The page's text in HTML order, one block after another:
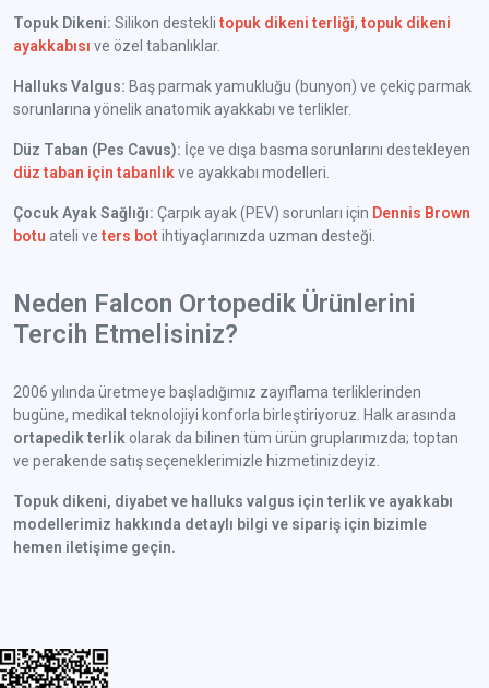
Topuk Dikeni: Silikon desteklitopuk dikeni terliği,topuk dikeni
ayakkabısı ve özel tabanlıklar.
Halluks Valgus: Baş parmak yamukluğu (bunyon) ve çekiç parmak
sorunlarına yönelik anatomik ayakkabı ve terlikler.
Düz Taban (Pes Cavus): İçe ve dışa basma sorunlarını destekleyen
düz taban için tabanlık ve ayakkabı modelleri.
Çocuk Ayak Sağlığı: Çarpık ayak (PEV) sorunları için Dennis Brown
botu ateli veters bot ihtiyaçlarınızda uzman desteği.
Neden Falcon Ortopedik Ürünlerini
Tercih Etmelisiniz?
2006 yılında üretmeye başladığımız zayıflama terliklerinden
bugüne, medikal teknolojiyi konforla birleştiriyoruz. Halk arasında
ortapedik terlik olarak da bilinen tüm ürün gruplarımızda; toptan
ve perakende satış seçeneklerimizle hizmetinizdeyiz.
Topuk dikeni, diyabet ve halluks valgus için terlik ve ayakkabı
modellerimiz hakkında detaylı bilgi ve sipariş için bizimle
hemen iletişime geçin.